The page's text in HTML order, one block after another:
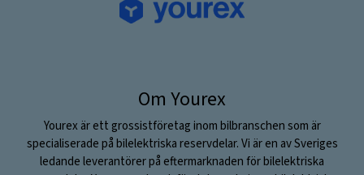
Om Yourex
Yourex är ett grossistföretag inom bilbranschen som är
specialiserade på bilelektriska reservdelar. Vi är en av Sveriges
ledande leverantörer på eftermarknaden för bilelektriska